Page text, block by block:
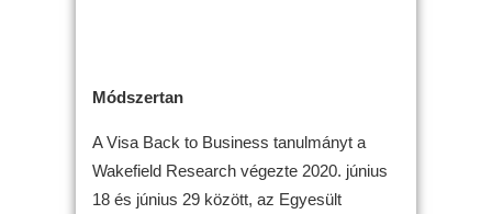
Módszertan
A Visa Back to Business tanulmányt a
Wakefield Research végezte 2020. június
18 és június 29 között, az Egyesült